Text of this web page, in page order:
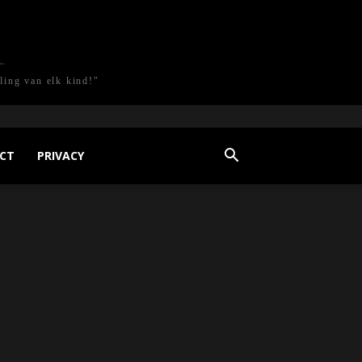
van elk kind!"
PRIVACY